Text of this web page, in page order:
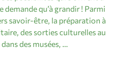
qu’à grandir ! Parmi
savoir-être, la préparation à
des sorties culturelles au
des musées, …